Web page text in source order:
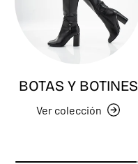
BOTAS Y BOTINES
Ver colección